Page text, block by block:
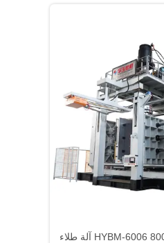
هوايو HYBM-6006 800-1200L IBC آلة طلاء